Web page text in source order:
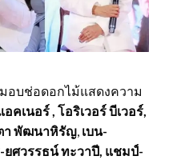
อบช่อดอกไม้แสดงความ
อคเนอร์, โอริเวอร์ บีเวอร์,
า พัฒนาหิรัญ, เบน-
ยศวรรธน์ ทะวาปี, แชมป์-